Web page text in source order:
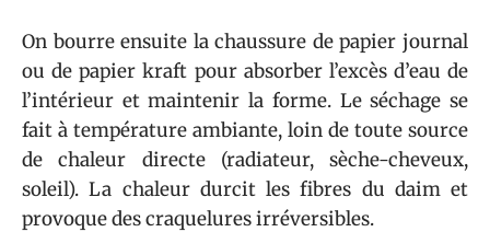
On bourre ensuite la chaussure de papier journal
ou de papier kraft pour absorber l’excès d’eau de
l’intérieur et maintenir la forme. Le séchage se
fait à température ambiante, loin de toute source
de chaleur directe (radiateur, sèche-cheveux,
soleil). La chaleur durcit les fibres du daim et
provoque des craquelures irréversibles.